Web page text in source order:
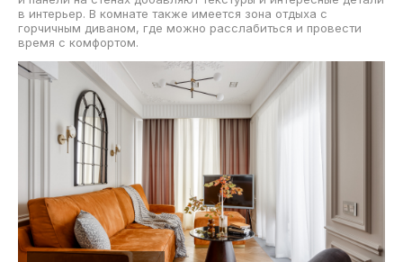
в интерьер. В комнате также имеется зона отдыха с
горчичным диваном, где можно расслабиться и провести
время с комфортом.